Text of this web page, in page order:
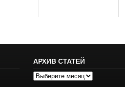
АРХИВ СТАТЕЙ
Архив